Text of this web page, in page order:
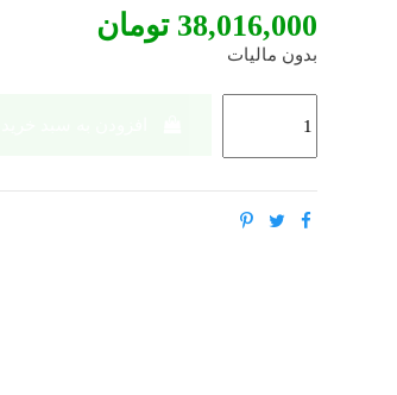
‎38,016,000 تومان
بدون مالیات